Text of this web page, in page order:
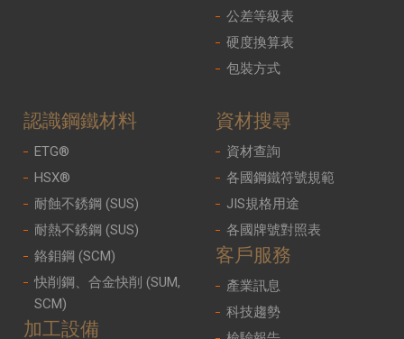
公差等級表
硬度換算表
包裝方式
認識鋼鐵材料
ETG®
HSX®
耐蝕不銹鋼 (SUS)
耐熱不銹鋼 (SUS)
鉻鉬鋼 (SCM)
快削鋼、合金快削 (SUM,
SCM)
加工設備
資材搜尋
資材查詢
各國鋼鐵符號規範
JIS規格用途
各國牌號對照表
客戶服務
產業訊息
科技趨勢